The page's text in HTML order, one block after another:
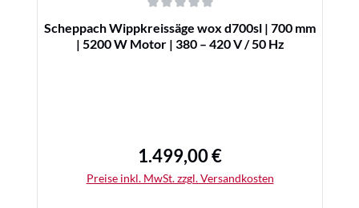
Scheppach Wippkreissäge wox d700sl | 700 mm
| 5200 W Motor | 380 – 420 V / 50 Hz
Regulärer Preis:
1.499,00 €
Preise inkl. MwSt. zzgl. Versandkosten